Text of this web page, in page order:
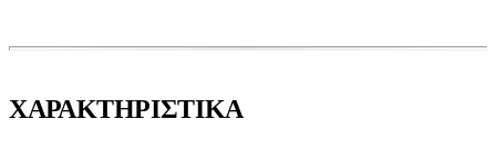
ΧΑΡΑΚΤΗΡΙΣΤΙΚΑ